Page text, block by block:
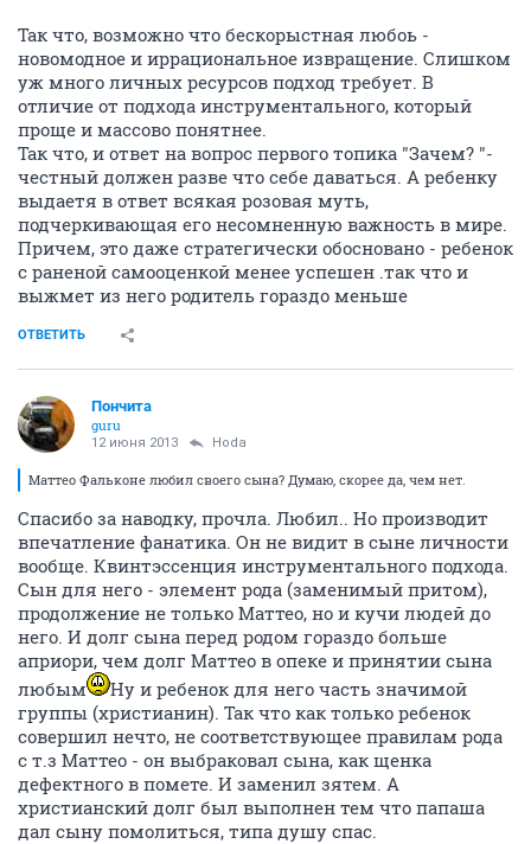
Так что, возможно что бескорыстная любоь -
новомодное и иррациональное извращение. Слишком
уж много личных ресурсов подход требует. В
отличие от подхода инструментального, который
проще и массово понятнее.
Так что, и ответ на вопрос первого топика "Зачем? "-
честный должен разве что себе даваться. А ребенку
выдаетя в ответ всякая розовая муть,
подчеркивающая его несомненную важность в мире.
Причем, это даже стратегически обосновано - ребенок
с раненой самооценкой менее успешен .так что и
выжмет из него родитель гораздо меньше
ОТВЕТИТЬ
Пончита
guru
12 июня 2013 Hoda
Маттео Фальконе любил своего сына? Думаю, скорее да, чем нет.
Спасибо за наводку, прочла. Любил.. Но производит
впечатление фанатика. Он не видит в сыне личности
вообще. Квинтэссенция инструментального подхода.
Сын для него - элемент рода (заменимый притом),
продолжение не только Маттео, но и кучи людей до
него. И долг сына перед родом гораздо больше
априори, чем долг Маттео в опеке и принятии сына
любым
Ну и ребенок для него часть значимой
группы (христианин). Так что как только ребенок
совершил нечто, не соответствующее правилам рода
с т.з Маттео - он выбраковал сына, как щенка
дефектного в помете. И заменил зятем. А
христианский долг был выполнен тем что папаша
дал сыну помолиться, типа душу спас.